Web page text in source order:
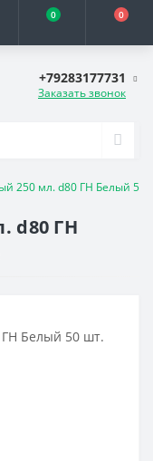
0 0
+79283177731
Заказать звонок
250 мл. d80 ГН Белый 50
d80 ГН